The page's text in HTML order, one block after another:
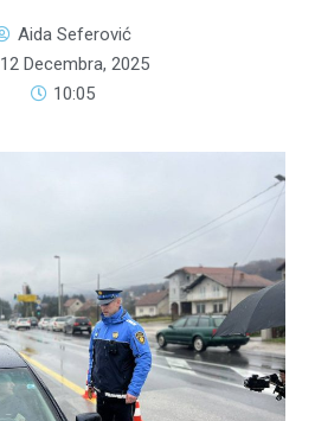
Aida Seferović
12 Decembra, 2025
10:05